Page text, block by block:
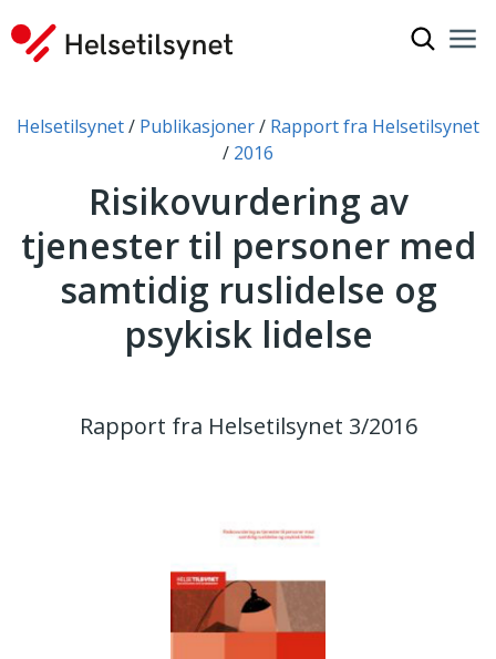
Du er her:
Helsetilsynet Publikasjoner
Rapport fra Helsetilsynet
2016
Risikovurdering av
tjenester til personer med
samtidig ruslidelse og
psykisk lidelse
Rapport fra Helsetilsynet 3/2016